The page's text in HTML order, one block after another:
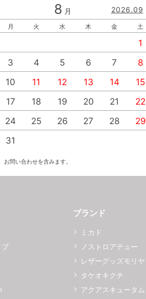
8 月 2026.09
月 火 水 木 金 土
1
3 4 5 6 7
8
10 11 12 13 14
15
17 18 19 20 21
22
24 25 26 27 28
29
31
お問い合わせを含みます。
プ
ブランド
ミカド
ノストロアテュー
レザーグッズモリヤ
タケオキクチ
アクアスキュータム